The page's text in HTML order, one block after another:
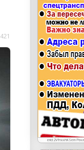
421
erid:2VfnxxhKSem